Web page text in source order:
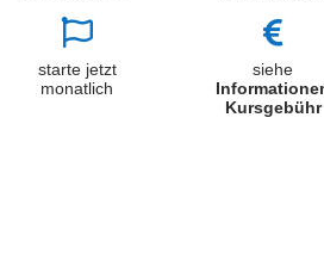

starte jetzt
monatlich

siehe
Kursgebühr